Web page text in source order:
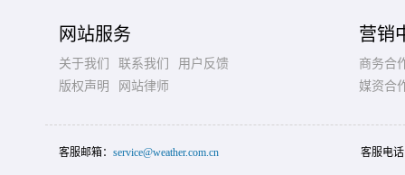
网站服务
关于我们 联系我们
用户反馈
版权声明
网站律师
营销
商务合
媒资合
客服邮箱： service@weather.com.cn 客服电